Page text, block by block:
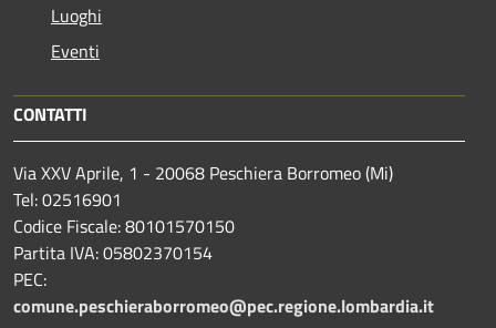
Luoghi
Eventi
CONTATTI
Via XXV Aprile, 1 - 20068 Peschiera Borromeo (Mi)
Tel: 02516901
Codice Fiscale: 80101570150
Partita IVA: 05802370154
PEC:
comune.peschieraborromeo@pec.regione.lombardia.it